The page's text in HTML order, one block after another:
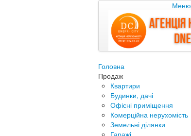
Меню
Головна
Продаж
Квартири
Будинки, дачі
Офісні приміщення
Комерційна нерухомість
Земельні ділянки
Гаражі